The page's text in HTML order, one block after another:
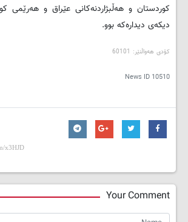
كوردستان و هه‌ڵبژاردنه‌كانی عێراق و هه‌رێمی
دیكه‌ی دیداره‌كه‌ بوو.
کۆدی هەواڵنێر: 60101
News ID 10510
Your Comment